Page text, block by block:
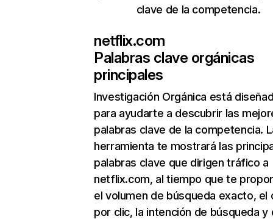
clave de la competencia.
netflix.com
Palabras clave orgánicas
principales
Investigación Orgánica está
para ayudarte a descubrir las
palabras clave de la competencia.
herramienta te mostrará las
palabras clave que dirigen tráfico a
netflix.com, al tiempo que te
el volumen de búsqueda exacto, el
por clic, la intención de búsqueda y